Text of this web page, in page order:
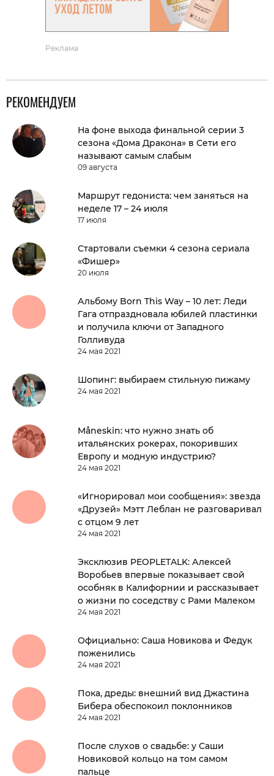
Реклама
РЕКОМЕНДУЕМ
На фоне выхода финальной серии 3
сезона «Дома Дракона» в Сети его
называют самым слабым
09 августа
Маршрут гедониста: чем заняться на
неделе 17 – 24 июля
17 июля
Стартовали съемки 4 сезона сериала
«Фишер»
20 июля
Альбому Born This Way – 10 лет: Леди
Гага отпраздновала юбилей пластинки
и получила ключи от Западного
Голливуда
24 мая 2021
Шопинг: выбираем стильную пижаму
24 мая 2021
Måneskin: что нужно знать об
итальянских рокерах, покоривших
Европу и модную индустрию?
24 мая 2021
«Игнорировал мои сообщения»: звезда
«Друзей» Мэтт Леблан не разговаривал
с отцом 9 лет
24 мая 2021
Эксклюзив PEOPLETALK: Алексей
Воробьев впервые показывает свой
особняк в Калифорнии и рассказывает
о жизни по соседству с Рами Малеком
24 мая 2021
Официально: Саша Новикова и Федук
поженились
24 мая 2021
Пока, дреды: внешний вид Джастина
Бибера обеспокоил поклонников
24 мая 2021
После слухов о свадьбе: у Саши
Новиковой кольцо на том самом
пальце